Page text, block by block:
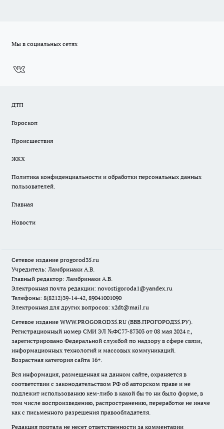
Мы в социальных сетях
ДТП
Гороскоп
Происшествия
ЖКХ
Политика конфиденциальности и обработки персональных данных
пользователей.
Главная
Новости
Сетевое издание progorod35.ru
Учредитель: Ламбринаки А.В.
Главный редактор: Ламбринаки А.В.
Электронная почта редакции: novostigoroda1@yandex.ru
Телефоны: 8(8212)39-14-42, 89041001090
Электронная для других вопросов: x2dt@mail.ru
Сетевое издание WWW.PROGOROD35.RU (ВВВ.ПРОГОРОД35.РУ).
Регистрационный номер СМИ ЭЛ №ФС77-87303 от 08 мая 2024 г.,
зарегистрировано Федеральной службой по надзору в сфере связи,
информационных технологий и массовых коммуникаций.
Возрастная категория сайта 16+.
Вся информация, размещенная на данном сайте, охраняется в
соответствии с законодательством РФ об авторском праве и не
подлежит использованию кем-либо в какой бы то ни было форме, в
том числе воспроизведению, распространению, переработке не иначе
как с письменного разрешения правообладателя.
Редакция портала не несет ответственности за комментарии